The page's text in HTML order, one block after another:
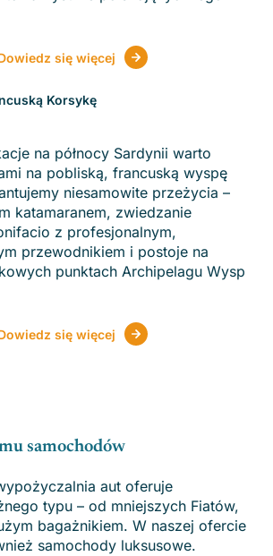
się więcej
Korsykę
na północy Sardynii warto
na pobliską, francuską wyspę
niesamowite przeżycia –
katamaranem, zwiedzanie
z profesjonalnym,
przewodnikiem i postoje na
punktach Archipelagu Wysp
się więcej
samochodów
aut oferuje
typu – od mniejszych Fiatów,
bagażnikiem. W naszej ofercie
samochody luksusowe.